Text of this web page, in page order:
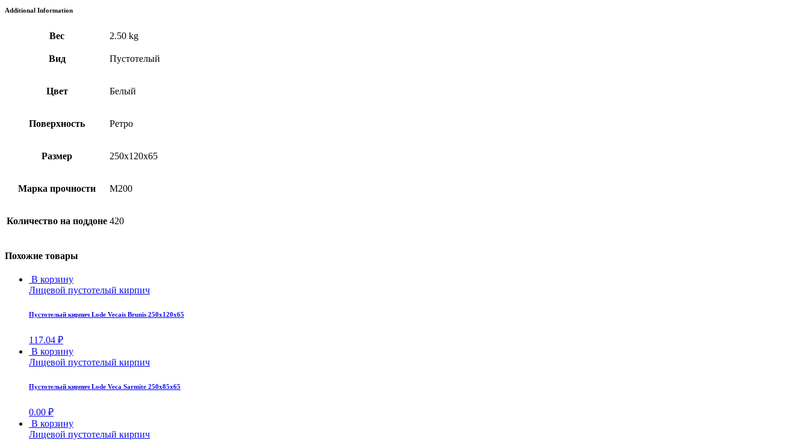
Additional Information
Вес 2.50 kg
Вид Пустотелый
Цвет Белый
Поверхность Ретро
Размер 250x120x65
Марка прочности М200
Количество на поддоне 420
Похожие товары
В корзину
Лицевой пустотелый кирпич
Пустотелый кирпич Lode Vecais Brunis 250x120x65
117.04 ₽
В корзину
Лицевой пустотелый кирпич
Пустотелый кирпич Lode Veca Sarmite 250x85x65
0.00 ₽
В корзину
Лицевой пустотелый кирпич